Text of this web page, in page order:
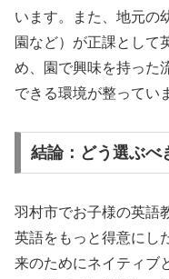
います。また、地元の
園など）が正課として
め、園で興味を持った
できる環境が整ってい
結論：どう選ぶべ
羽村市でお子様の英語
英語をもっと得意にし
来のためにネイティブ